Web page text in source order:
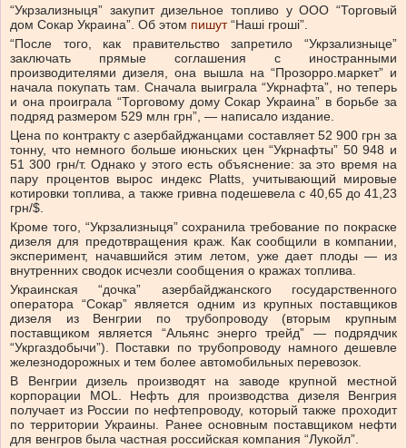
“Укрзализныця” закупит дизельное топливо у ООО “Торговый
дом Сокар Украина”. Об этом пишут“Наші гроші”.
“После того, как правительство запретило “Укрзализныце”
заключать прямые соглашения с иностранными
производителями дизеля, она вышла на “Прозорро.маркет” и
начала покупать там. Сначала выиграла “Укрнафта”, но теперь
и она проиграла “Торговому дому Сокар Украина” в борьбе за
подряд размером 529 млн грн”, — написало издание.
Цена по контракту с азербайджанцами составляет 52 900 грн за
тонну, что немного больше июньских цен “Укрнафты” 50 948 и
51 300 грн/т. Однако у этого есть объяснение: за это время на
пару процентов вырос индекс Platts, учитывающий мировые
котировки топлива, а также гривна подешевела с 40,65 до 41,23
грн/$.
Кроме того, “Укрзализныця” сохранила требование по покраске
дизеля для предотвращения краж. Как сообщили в компании,
эксперимент, начавшийся этим летом, уже дает плоды — из
внутренних сводок исчезли сообщения о кражах топлива.
Украинская “дочка” азербайджанского государственного
оператора “Сокар” является одним из крупных поставщиков
дизеля из Венгрии по трубопроводу (вторым крупным
поставщиком является “Альянс энерго трейд” — подрядчик
“Укргаздобычи”). Поставки по трубопроводу намного дешевле
железнодорожных и тем более автомобильных перевозок.
В Венгрии дизель производят на заводе крупной местной
корпорации MOL. Нефть для производства дизеля Венгрия
получает из России по нефтепроводу, который также проходит
по территории Украины. Ранее основным поставщиком нефти
для венгров была частная российская компания “Лукойл”.